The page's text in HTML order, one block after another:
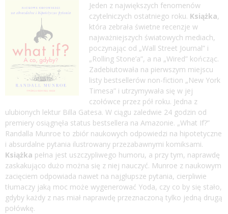
Jeden z największych fenomenów
czytelniczych ostatniego roku. Książka,
która zebrała świetne recenzje w
najważniejszych światowych mediach,
poczynając od „Wall Street Journal” i
„Rolling Stone’a”, a na „Wired” kończąc.
Zadebiutowała na pierwszym miejscu
listy bestsellerów non-fiction „New York
Timesa” i utrzymywała się w jej
czołówce przez pół roku. Jedna z
ulubionych lektur Billa Gatesa. W ciągu zaledwie 24 godzin od
premiery osiągnęła status bestsellera na Amazonie. „What If?”
Randalla Munroe to zbiór naukowych odpowiedzi na hipotetyczne
i absurdalne pytania ilustrowany przezabawnymi komiksami.
Książka pełna jest uszczypliwego humoru, a przy tym, naprawdę
zaskakująco dużo można się z niej nauczyć. Munroe z naukowym
zacięciem odpowiada nawet na najgłupsze pytania, cierpliwie
tłumaczy jaką moc może wygenerować Yoda, czy co by się stało,
gdyby każdy z nas miał naprawdę przeznaczoną tylko jedną drugą
połówkę.